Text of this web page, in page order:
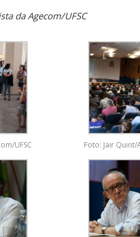
da Agecom/UFSC
UFSC Foto: Jair Quint/